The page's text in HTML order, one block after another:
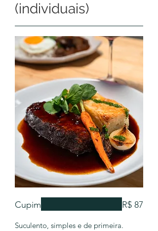
(individuais)
Cupim
Suculento, simples e de primeira.
R$ 87